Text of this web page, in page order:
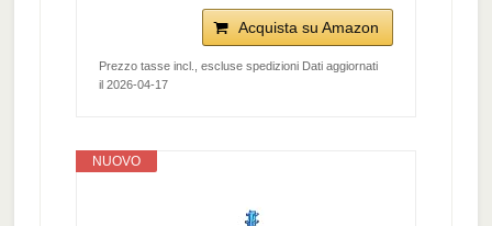
Acquista su Amazon
Prezzo tasse incl., escluse spedizioni Dati aggiornati
il 2026-04-17
NUOVO